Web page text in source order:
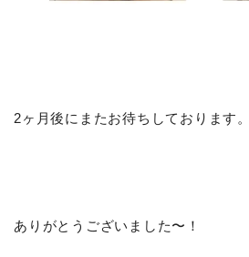
2ヶ月後にまたお待ちしております。
ありがとうございました〜！